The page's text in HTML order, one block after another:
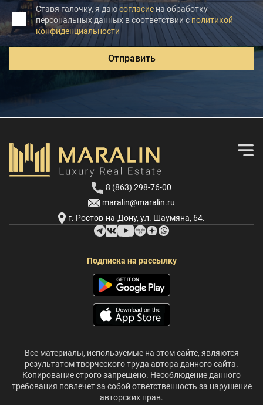
Ставя галочку, я даюсогласиена обработку
персональных данных в соответствии сполитикой
конфиденциальности
Отправить
8 (863) 298-76-00
maralin@maralin.ru
г. Ростов-на-Дону, ул. Шаумяна, 64.
Подписка на рассылку
Все материалы, используемые на этом сайте, являются
результатом творческого труда автора данного сайта.
Копирование строго запрещено. Несоблюдение данного
требования повлечет за собой ответственность за нарушение
авторских прав.